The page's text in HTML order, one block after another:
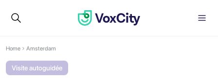
Home Amsterdam
Visite autoguidée